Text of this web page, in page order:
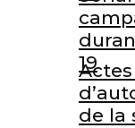
de la
19